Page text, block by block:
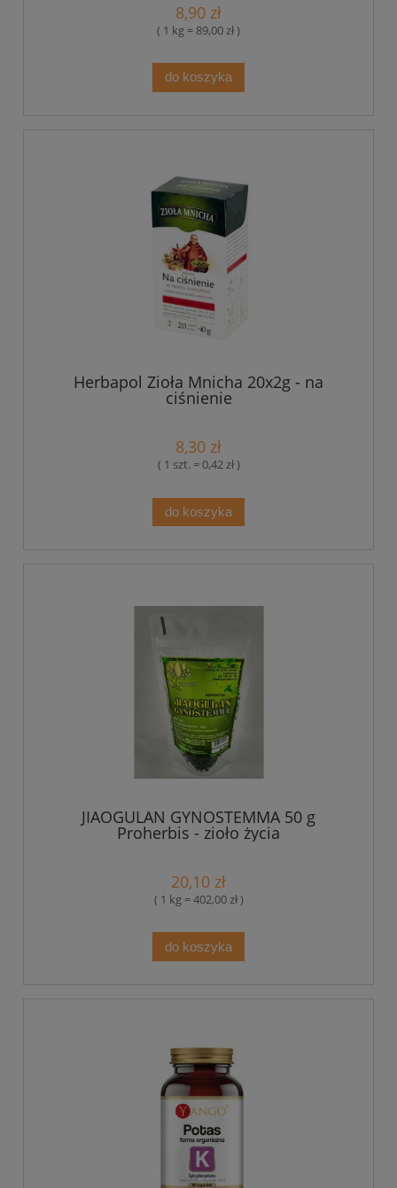
8,90 zł
( 1 kg = 89,00 zł )
do koszyka
Herbapol Zioła Mnicha 20x2g - na
ciśnienie
8,30 zł
( 1 szt. = 0,42 zł )
do koszyka
JIAOGULAN GYNOSTEMMA 50 g
Proherbis - zioło życia
20,10 zł
( 1 kg = 402,00 zł )
do koszyka